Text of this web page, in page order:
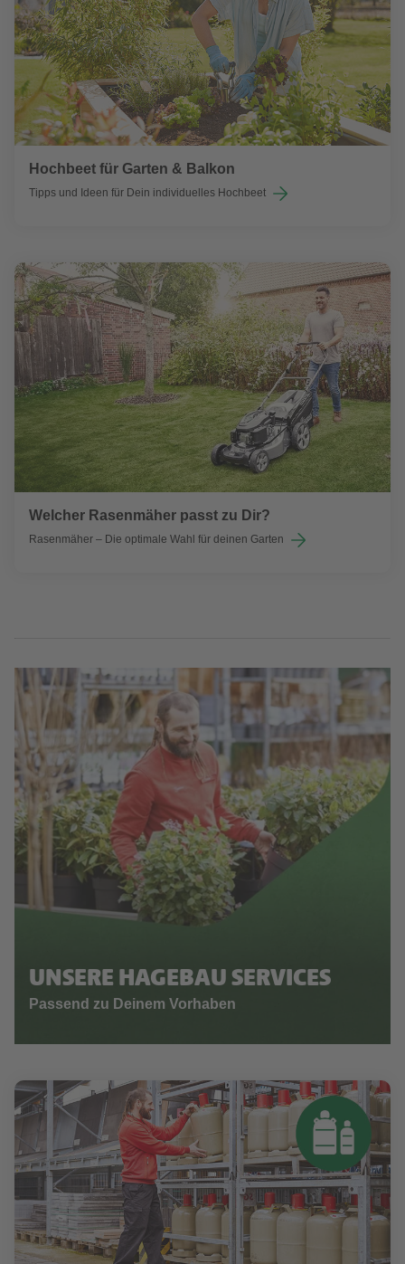
Hochbeet für Garten & Balkon
Tipps und Ideen für Dein individuelles Hochbeet
Welcher Rasenmäher passt zu Dir?
Rasenmäher – Die optimale Wahl für deinen Garten
UNSERE HAGEBAU SERVICES
Passend zu Deinem Vorhaben